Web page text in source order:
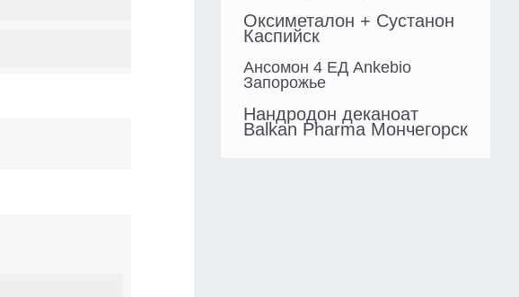
Оксиметалон + Сустанон
Каспийск
Ансомон 4 ЕД Ankebio
Запорожье
Нандродон деканоат
Balkan Pharma Мончегорск